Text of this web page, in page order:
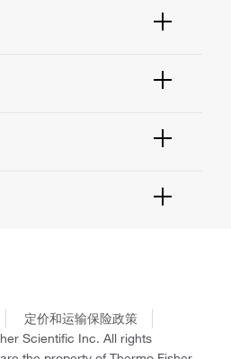
定价和运输保险政策
Scientific Inc. All rights